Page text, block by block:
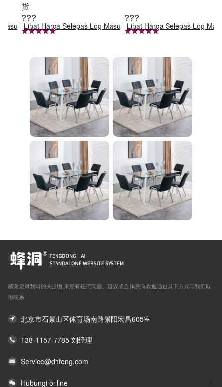
货
???
Lihat Harga Selepas Log Masuk
???
Lihat Harga Selepas Log
感谢您对我司的关注!如果您有任何问题、建议或合作意向欢迎通过以下方式与我们取
得联系
北京市石景山区体育场南路景阳宏昌605室
138-1157-7785 刘经理
Service@dhfeng.com
Hubungi online